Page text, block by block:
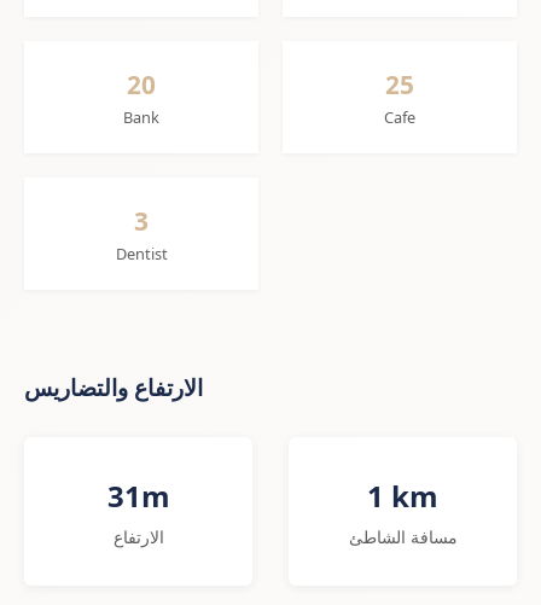
20
Bank
25
Cafe
3
Dentist
الارتفاع والتضاريس
31m
الارتفاع
1 km
مسافة الشاطئ